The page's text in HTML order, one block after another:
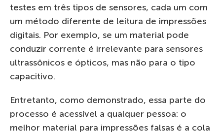
testes em três tipos de sensores, cada um com
um método diferente de leitura de impressões
digitais. Por exemplo, se um material pode
conduzir corrente é irrelevante para sensores
ultrassônicos e ópticos, mas não para o tipo
capacitivo.
Entretanto, como demonstrado, essa parte do
processo é acessível a qualquer pessoa: o
melhor material para impressões falsas é a cola